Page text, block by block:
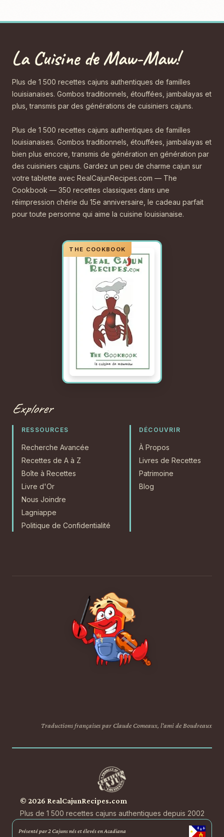
La Cuisine de Maw-Maw!
Plus de 1 500 recettes cajuns authentiques de familles
louisianaises. Gombos traditionnels, étouffées, jambalayas et
plus, transmis par des générations de cuisiniers cajuns.
Plus de 1 500 recettes cajuns authentiques de familles
louisianaises. Gombos traditionnels, étouffées, jambalayas et
bien plus encore, transmis de génération en génération par
des cuisiniers cajuns. Gardez un peu de charme cajun sur
votre tablette avec RealCajunRecipes.com — The
Cookbook — 350 recettes classiques dans une
réimpression chérie du 15e anniversaire, le cadeau parfait
pour toute personne qui aime la cuisine louisianaise.
Explorer
RESSOURCES
Recherche Avancée
Recettes de A à Z
Boîte à Recettes
Livre d'Or
Nous Joindre
Lagniappe
Politique de Confidentialité
DÉCOUVRIR
À Propos
Livres de Recettes
Patrimoine
Blog
Traductions françaises par Claude Comeaux, l'ami de Boudreaux
© 2026 RealCajunRecipes.com
Plus de 1 500 recettes cajuns authentiques depuis 2002
Présenté par 2 Cajuns nés et élevés en Acadiana